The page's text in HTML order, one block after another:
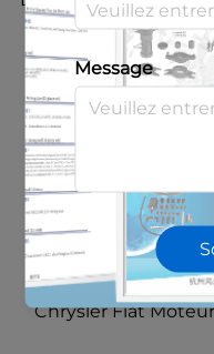
pour Mazda Ford
Arrière Mk1 Kit
de Retrait de
pour Jeep Wrangler
Chrysler Fiat Moteur
Message